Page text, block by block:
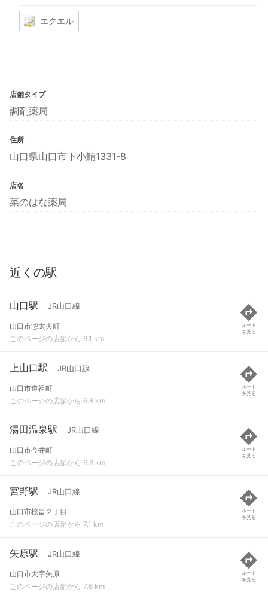
エクエル
店舗タイプ
調剤薬局
住所
山口県山口市下小鯖1331-8
店名
菜のはな薬局
近くの駅
山口駅 JR山口線
山口市惣太夫町
このページの店舗から 6.1 km
ルート
を見る
上山口駅 JR山口線
山口市道祖町
このページの店舗から 6.8 km
ルート
を見る
湯田温泉駅 JR山口線
山口市今井町
このページの店舗から 6.8 km
ルート
を見る
宮野駅 JR山口線
山口市桜畠２丁目
このページの店舗から 7.1 km
ルート
を見る
矢原駅 JR山口線
山口市大字矢原
このページの店舗から 7.6 km
ルート
を見る